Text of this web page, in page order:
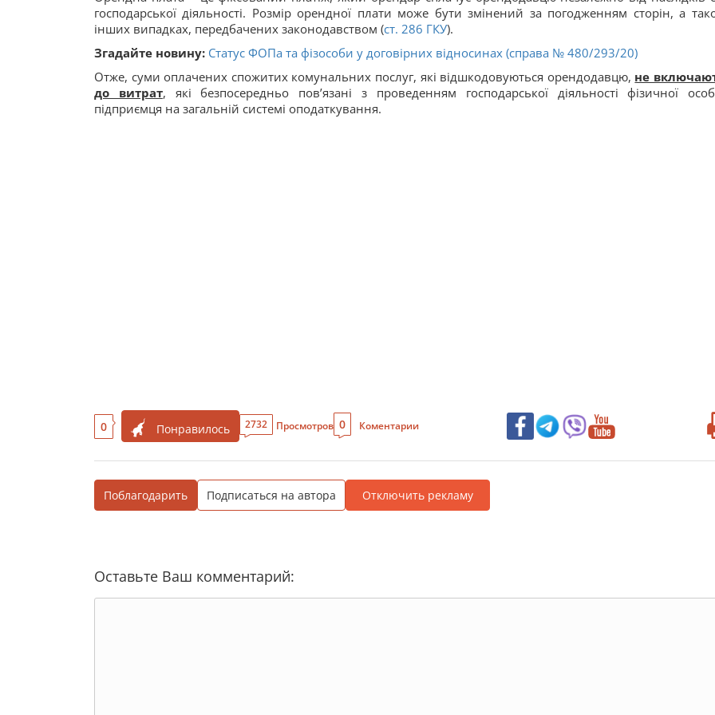
господарської діяльності. Розмір орендної плати може бути змінений за погодженням сторін, а
інших випадках, передбачених законодавством (ст. 286 ГКУ).
Згадайте новину: Статус ФОПа та фізособи у договірних відносинах (справа № 480/293/20)
Отже, суми оплачених спожитих комунальних послуг, які відшкодовуються орендодавцю, не
до витрат, які безпосередньо пов’язані з проведенням господарської діяльності фізичної
підприємця на загальній системі оподаткування.
0 Понравилось 2732 Просмотров 0 Коментарии
Поблагодарить Подписаться на автора Отключить рекламу
Оставьте Ваш комментарий: